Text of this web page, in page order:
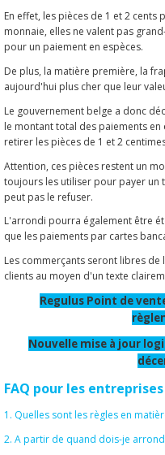
En effet, les pièces de 1 et 2
monnaie, elles ne valent pas
pour un paiement en espèces.
De plus, la matière première, la
aujourd'hui plus cher que leur
Le gouvernement belge a donc
le montant total des paiements
retirer les pièces de 1 et 2
Attention, ces pièces restent un
toujours les utiliser pour payer un
peut pas le refuser.
L'arrondi pourra également être
que les paiements par cartes
Les commerçants seront libres
clients au moyen d'un texte
Regulus Point de
Nouvelle mise à jour
FAQ pour les entreprises
1. Quelles sont les règles en
2. A partir de quand dois-je